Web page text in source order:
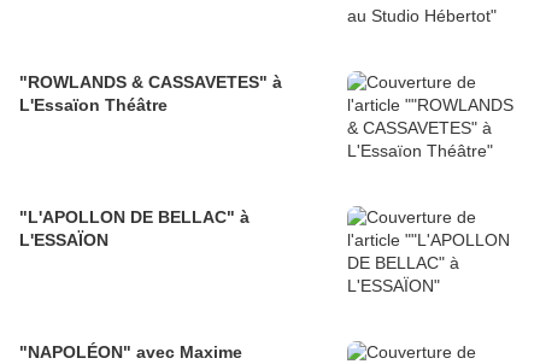
"ROWLANDS & CASSAVETES" à
L'Essaïon Théâtre
"L'APOLLON DE BELLAC" à
L'ESSAÏON
"NAPOLÉON" avec Maxime